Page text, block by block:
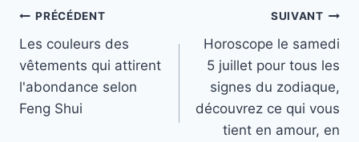
Navigation
de
l’article
PRÉCÉDENT
Les couleurs des
vêtements qui attirent
l'abondance selon
Feng Shui
SUIVANT
Horoscope le samedi
5 juillet pour tous les
signes du zodiaque,
découvrez ce qui vous
tient en amour, en